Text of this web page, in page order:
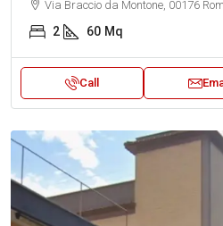
Via Braccio da Montone, 00176
2 60 Mq
Call